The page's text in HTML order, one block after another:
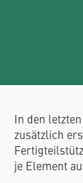
In den
zusätzlich
je Element